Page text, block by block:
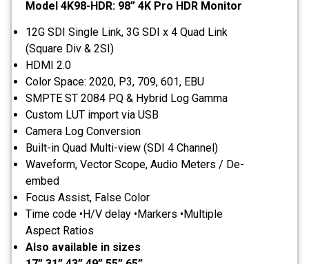
Model 4K98-HDR: 98” 4K Pro HDR Monitor
12G SDI Single Link, 3G SDI x 4 Quad Link
(Square Div & 2SI)
HDMI 2.0
Color Space: 2020, P3, 709, 601, EBU
SMPTE ST 2084 PQ & Hybrid Log Gamma
Custom LUT import via USB
Camera Log Conversion
Built-in Quad Multi-view (SDI 4 Channel)
Waveform, Vector Scope, Audio Meters / De-
embed
Focus Assist, False Color
Time code •H/V delay •Markers •Multiple
Aspect Ratios
Also available in sizes